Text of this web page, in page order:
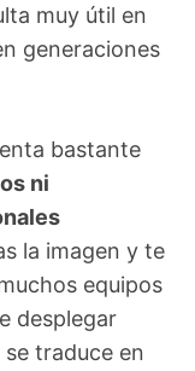
muy útil en
generaciones
bastante
ni
la imagen y te
equipos
desplegar
traduce en